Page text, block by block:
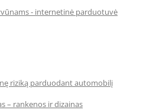
- internetinė parduotuvė
riziką parduodant automobilį
– rankenos ir dizainas